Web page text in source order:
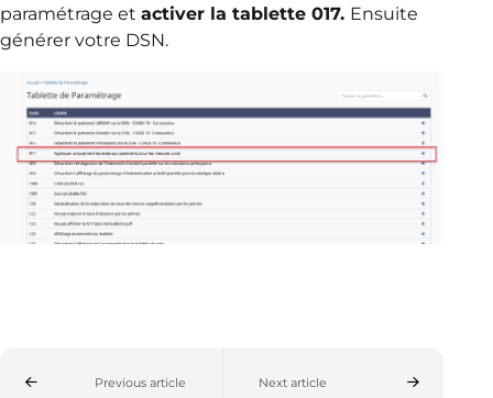
paramétrage et activer la tablette 017. Ensuite
générer votre DSN.
Previous article Next article